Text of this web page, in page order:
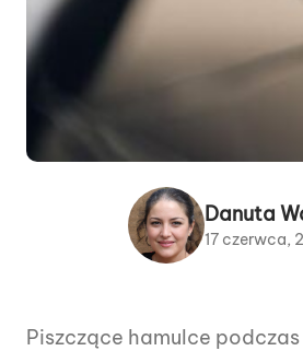
Danuta
17 czerwca,
Piszczące hamulce